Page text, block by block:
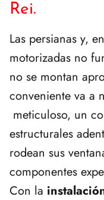
Rei.
Las persianas y,
motorizadas no
no se montan
conveniente va a
meticuloso, un
estructurales
rodean sus
componentes
Con la